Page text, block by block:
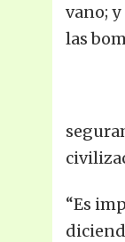
vano;
las
“Es